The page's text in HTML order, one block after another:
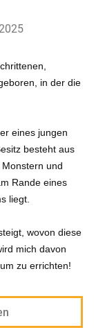
in der die
eines jungen
besteht aus
und
Rande eines
liegt.
wovon diese
mich davon
zu errichten!